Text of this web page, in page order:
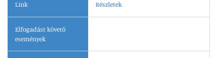
Link Részletek
Elfogadást követő
események